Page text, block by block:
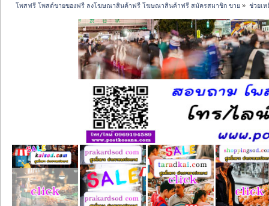
โพสฟรี โพสต์ขายของฟรี ลงโฆษณาสินค้าฟรี โฆษณาสินค้าฟรี สมัครสมาชิก ขาย » ช่วยเห